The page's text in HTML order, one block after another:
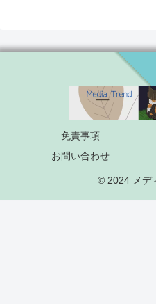
免責事項
お問い合わせ
© 2024 メデ